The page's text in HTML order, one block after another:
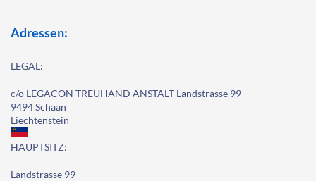
Adressen:
LEGAL:
c/o LEGACON TREUHAND ANSTALT Landstrasse 99
9494 Schaan
Liechtenstein
HAUPTSITZ:
Landstrasse 99